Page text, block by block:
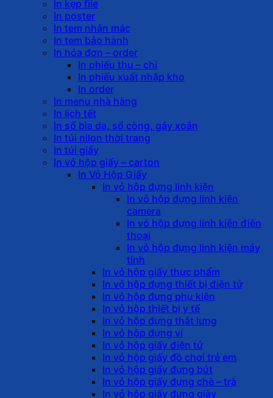
In kẹp file
In poster
In tem nhãn mác
In tem bảo hành
In hóa đơn – order
In phiếu thu – chi
In phiếu xuất nhập kho
In order
In menu nhà hàng
In lịch tết
In sổ bìa da, sổ còng, gáy xoắn
In túi nilon thời trang
In túi giấy
In vỏ hộp giấy – carton
In Vỏ Hộp Giấy
In vỏ hộp đựng linh kiện
In vỏ hộp đựng linh kiện
camera
In vỏ hộp đựng linh kiện điện
thoại
In vỏ hộp đựng linh kiện máy
tính
In vỏ hộp giấy thực phẩm
In vỏ hộp đựng thiết bị điện tử
In vỏ hộp đựng phụ kiện
In vỏ hộp thiết bị y tế
In vỏ hộp đựng thắt lưng
In vỏ hộp đựng ví
In vỏ hộp giấy điện tử
In vỏ hộp giấy đồ chơi trẻ em
In vỏ hộp giấy đựng bút
In vỏ hộp giấy đựng chè – trà
In vỏ hộp giấy đựng giày